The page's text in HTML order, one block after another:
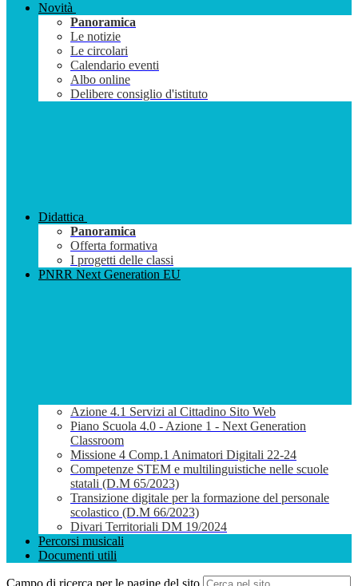
Novità
Panoramica
Le notizie
Le circolari
Calendario eventi
Albo online
Delibere consiglio d'istituto
Didattica
Panoramica
Offerta formativa
I progetti delle classi
PNRR Next Generation EU
Azione 4.1 Servizi al Cittadino Sito Web
Piano Scuola 4.0 - Azione 1 - Next Generation
Classroom
Missione 4 Comp.1 Animatori Digitali 22-24
Competenze STEM e multilinguistiche nelle scuole
statali (D.M 65/2023)
Transizione digitale per la formazione del personale
scolastico (D.M 66/2023)
Divari Territoriali DM 19/2024
Percorsi musicali
Documenti utili